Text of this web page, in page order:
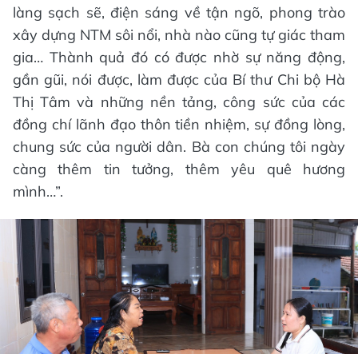
làng sạch sẽ, điện sáng về tận ngõ, phong trào
xây dựng NTM sôi nổi, nhà nào cũng tự giác tham
gia… Thành quả đó có được nhờ sự năng động,
gần gũi, nói được, làm được của Bí thư Chi bộ Hà
Thị Tâm và những nền tảng, công sức của các
đồng chí lãnh đạo thôn tiền nhiệm, sự đồng lòng,
chung sức của người dân. Bà con chúng tôi ngày
càng thêm tin tưởng, thêm yêu quê hương
mình…”.